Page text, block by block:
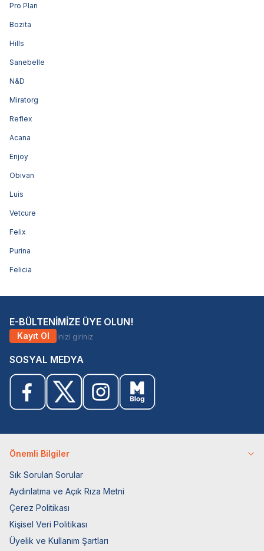
Pro Plan
Bozita
Hills
Sanebelle
N&D
Miratorg
Reflex
Acana
Enjoy
Obivan
Luis
Vetcure
Felix
Purina
Felicia
E-BÜLTENİMİZE ÜYE OLUN!
Kayıt Ol
SOSYAL MEDYA
Önemli Bilgiler
Sık Sorulan Sorular
Aydınlatma ve Açık Rıza Metni
Çerez Politikası
Kişisel Veri Politikası
Üyelik ve Kullanım Şartları